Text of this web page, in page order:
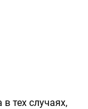
тех случаях,